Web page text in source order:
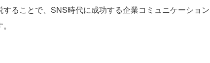
ることで、SNS時代に成功する企業コミュニケーション